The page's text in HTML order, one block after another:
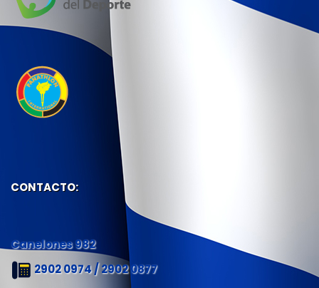
CONTACTO:
Canelones 982
2902 0974 / 2902 0877